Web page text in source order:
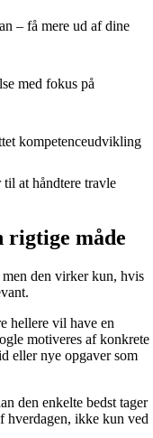
– få mere ud af dine
med fokus på
kompetenceudvikling
at håndtere travle
rigtige måde
den virker kun, hvis
hellere vil have en
motiveres af konkrete
eller nye opgaver som
den enkelte bedst tager
hverdagen, ikke kun ved